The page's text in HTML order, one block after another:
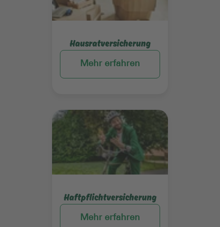
Hausratversicherung
Mehr erfahren
Haftpflichtversicherung
Mehr erfahren
Mehr erfahren